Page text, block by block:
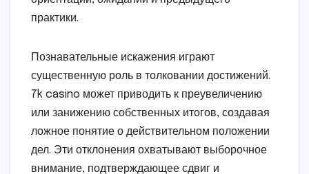
практики.
Познавательные искажения играют
существенную роль в толковании достижений.
7k casino может приводить к преувеличению
или занижению собственных итогов, создавая
ложное понятие о действительном положении
дел. Эти отклонения охватывают выборочное
внимание, подтверждающее сдвиг и